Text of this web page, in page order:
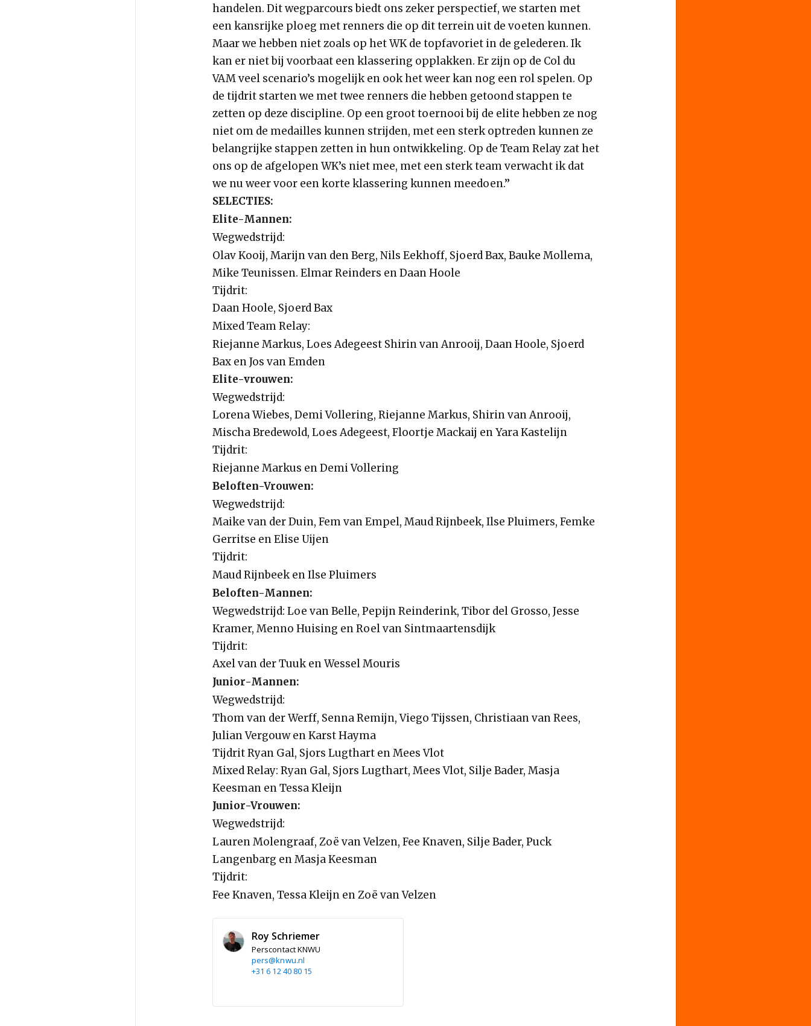
handelen. Dit wegparcours biedt ons zeker perspectief, we starten met
een kansrijke ploeg met renners die op dit terrein uit de voeten kunnen.
Maar we hebben niet zoals op het WK de topfavoriet in de gelederen. Ik
kan er niet bij voorbaat een klassering opplakken. Er zijn op de Col du
VAM veel scenario’s mogelijk en ook het weer kan nog een rol spelen. Op
de tijdrit starten we met twee renners die hebben getoond stappen te
zetten op deze discipline. Op een groot toernooi bij de elite hebben ze nog
niet om de medailles kunnen strijden, met een sterk optreden kunnen ze
belangrijke stappen zetten in hun ontwikkeling. Op de Team Relay zat het
ons op de afgelopen WK’s niet mee, met een sterk team verwacht ik dat
we nu weer voor een korte klassering kunnen meedoen.’’
SELECTIES:
Elite-Mannen:
Wegwedstrijd:
Olav Kooij, Marijn van den Berg, Nils Eekhoff, Sjoerd Bax, Bauke Mollema,
Mike Teunissen. Elmar Reinders en Daan Hoole
Tijdrit:
Daan Hoole, Sjoerd Bax
Mixed Team Relay:
Riejanne Markus, Loes Adegeest Shirin van Anrooij, Daan Hoole, Sjoerd
Bax en Jos van Emden
Elite-vrouwen:
Wegwedstrijd:
Lorena Wiebes, Demi Vollering, Riejanne Markus, Shirin van Anrooij,
Mischa Bredewold, Loes Adegeest, Floortje Mackaij en Yara Kastelijn
Tijdrit:
Riejanne Markus en Demi Vollering
Beloften-Vrouwen:
Wegwedstrijd:
Maike van der Duin, Fem van Empel, Maud Rijnbeek, Ilse Pluimers, Femke
Gerritse en Elise Uijen
Tijdrit:
Maud Rijnbeek en Ilse Pluimers
Beloften-Mannen:
Wegwedstrijd: Loe van Belle, Pepijn Reinderink, Tibor del Grosso, Jesse
Kramer, Menno Huising en Roel van Sintmaartensdijk
Tijdrit:
Axel van der Tuuk en Wessel Mouris
Junior-Mannen:
Wegwedstrijd:
Thom van der Werff, Senna Remijn, Viego Tijssen, Christiaan van Rees,
Julian Vergouw en Karst Hayma
Tijdrit Ryan Gal, Sjors Lugthart en Mees Vlot
Mixed Relay: Ryan Gal, Sjors Lugthart, Mees Vlot, Silje Bader, Masja
Keesman en Tessa Kleijn
Junior-Vrouwen:
Wegwedstrijd:
Lauren Molengraaf, Zoë van Velzen, Fee Knaven, Silje Bader, Puck
Langenbarg en Masja Keesman
Tijdrit:
Fee Knaven, Tessa Kleijn en Zoë van Velzen
Roy Schriemer
Perscontact KNWU
pers@knwu.nl
+31 6 12 40 80 15